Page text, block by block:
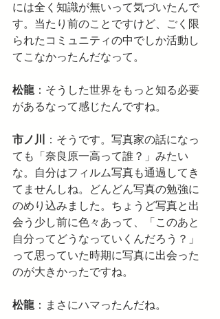
には全く知識が無いって気づいたんで
す。当たり前のことですけど、ごく限
られたコミュニティの中でしか活動し
てこなかったんだなって。
松龍：そうした世界をもっと知る必要
があるなって感じたんですね。
市ノ川
：そうです。写真家の話になっ
ても「奈良原一高って誰？」みたい
な。自分はフィルム写真も通過してき
てませんしね。どんどん写真の勉強に
のめり込みました。ちょうど写真と出
会う少し前に色々あって、「このあと
自分ってどうなっていくんだろう？」
って思っていた時期に写真に出会った
のが大きかったですね。
松龍：まさにハマったんだね。